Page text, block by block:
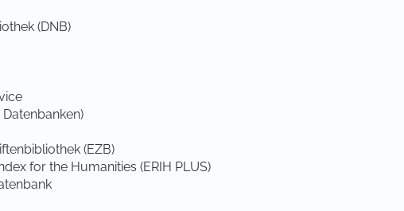
(DNB)
(EZB)
for the Humanities (ERIH PLUS)